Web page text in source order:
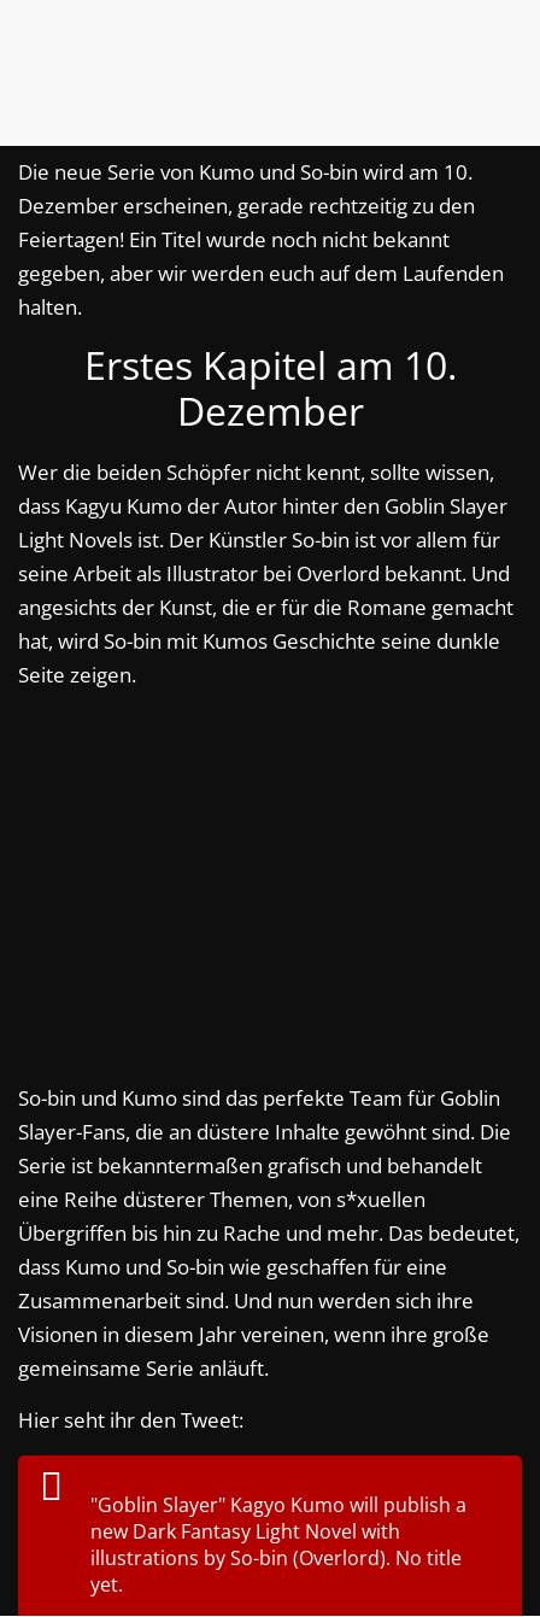
Die neue Serie von Kumo und So-bin wird am 10.
Dezember erscheinen, gerade rechtzeitig zu den
Feiertagen! Ein Titel wurde noch nicht bekannt
gegeben, aber wir werden euch auf dem Laufenden
halten.
Erstes Kapitel am 10.
Dezember
Wer die beiden Schöpfer nicht kennt, sollte wissen,
dass Kagyu Kumo der Autor hinter den Goblin Slayer
Light Novels ist. Der Künstler So-bin ist vor allem für
seine Arbeit als Illustrator bei Overlord bekannt. Und
angesichts der Kunst, die er für die Romane gemacht
hat, wird So-bin mit Kumos Geschichte seine dunkle
Seite zeigen.
So-bin und Kumo sind das perfekte Team für Goblin
Slayer-Fans, die an düstere Inhalte gewöhnt sind. Die
Serie ist bekanntermaßen grafisch und behandelt
eine Reihe düsterer Themen, von s*xuellen
Übergriffen bis hin zu Rache und mehr. Das bedeutet,
dass Kumo und So-bin wie geschaffen für eine
Zusammenarbeit sind. Und nun werden sich ihre
Visionen in diesem Jahr vereinen, wenn ihre große
gemeinsame Serie anläuft.
Hier seht ihr den Tweet:
"Goblin Slayer" Kagyo Kumo will publish a
new Dark Fantasy Light Novel with
illustrations by So-bin (Overlord). No title
yet.